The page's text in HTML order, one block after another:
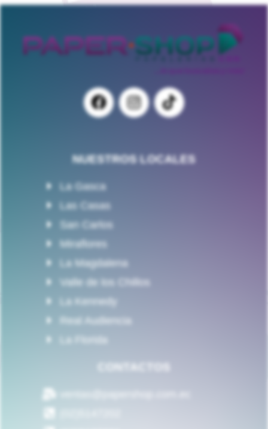
NUESTROS LOCALES
La Gasca
Las Casas
San Carlos
Miraflores
La Magdalena
Valle de los Chillos
La Kennedy
Real Audiencia
La Florida
CONTACTOS